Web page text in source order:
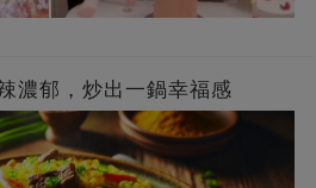
郁，炒出一鍋幸福感